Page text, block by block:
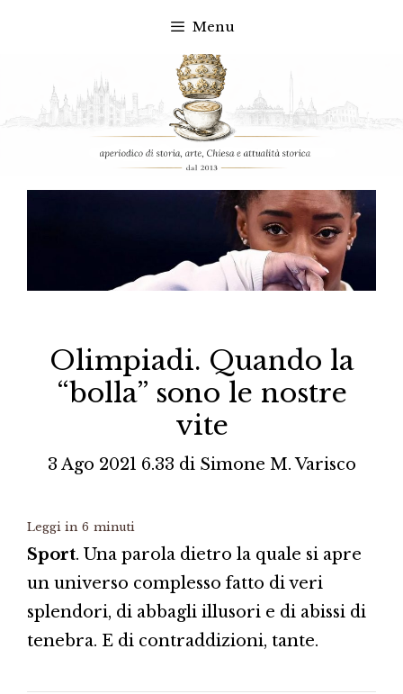
contenuto
Menu
Olimpiadi. Quando la
“bolla” sono le nostre
vite
3 Ago 2021 6.33 di Simone M. Varisco
Leggi in 6 minuti
Sport. Una parola dietro la quale si apre
un universo complesso fatto di veri
splendori, di abbagli illusori e di abissi di
tenebra. E di contraddizioni, tante.